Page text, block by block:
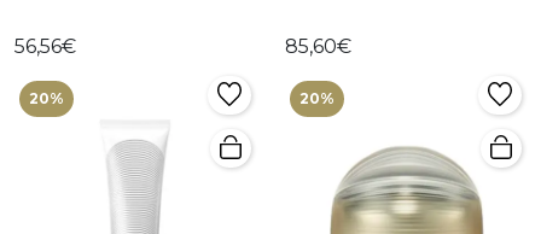
56,56€ 85,60€
20% 20%